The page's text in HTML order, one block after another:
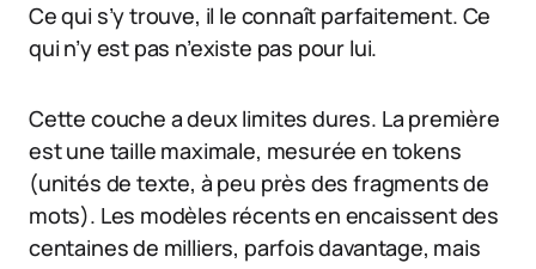
Ce qui s’y trouve, il le connaît parfaitement. Ce
qui n’y est pas n’existe pas pour lui.
Cette couche a deux limites dures. La première
est une taille maximale, mesurée en tokens
(unités de texte, à peu près des fragments de
mots). Les modèles récents en encaissent des
centaines de milliers, parfois davantage, mais